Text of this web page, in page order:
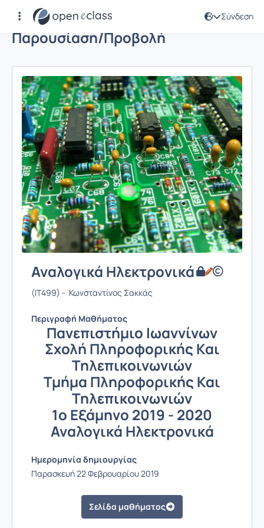
Σύνδεση
Παρουσίαση/Προβολή
Αναλογικά Ηλεκτρονικά
(IT499) - Κωνσταντίνος Σακκάς
Περιγραφή Μαθήματος
Πανεπιστήμιο Ιωαννίνων
Σχολή Πληροφορικής Και
Τηλεπικοινωνιών
Τμήμα Πληροφορικής Και
Τηλεπικοινωνιών
1ο Εξάμηνο 2019 - 2020
Αναλογικά Ηλεκτρονικά
Ημερομηνία δημιουργίας
Παρασκευή 22 Φεβρουαρίου 2019
Σελίδα μαθήματος